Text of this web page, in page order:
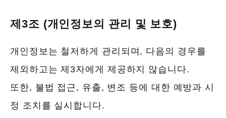
제3조 (개인정보의 관리 및 보호)
개인정보는 철저하게 관리되며, 다음의 경우를
제외하고는 제3자에게 제공하지 않습니다.
또한, 불법 접근, 유출, 변조 등에 대한 예방과 시
정 조치를 실시합니다.